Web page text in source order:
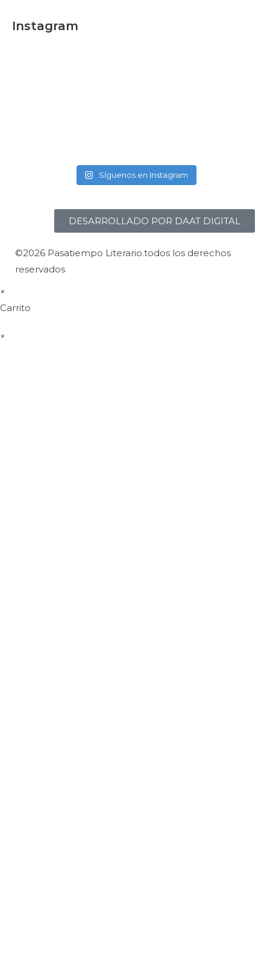
Instagram
Síguenos en Instagram
©2026 Pasatiempo Literario.todos los derechos
reservados
DESARROLLADO POR DAAT DIGITAL
×
Carrito
×